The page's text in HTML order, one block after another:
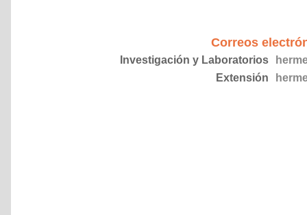
Correos
Investigación y Laboratorios
Extensión